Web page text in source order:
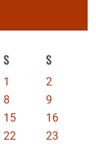
S S
1
2
8
9
15
16
22
23